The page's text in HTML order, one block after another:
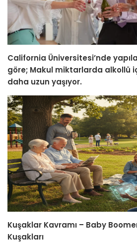
California Üniversitesi’nde
göre; Makul miktarlarda alkollü
daha uzun yaşıyor.
Kuşaklar Kavramı – Baby
Kuşakları